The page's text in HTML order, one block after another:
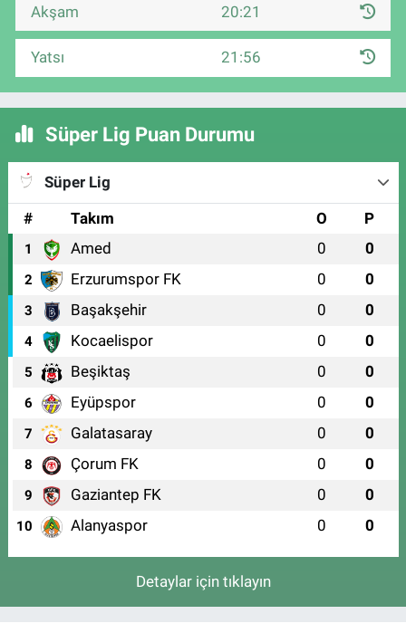
Akşam 20:21
Yatsı 21:56
Süper Lig Puan Durumu
Süper Lig
#
Takım O P
1 Amed 0 0
2 Erzurumspor FK 0 0
3 Başakşehir 0 0
4 Kocaelispor 0 0
5 Beşiktaş 0 0
6 Eyüpspor 0 0
7 Galatasaray 0 0
8 Çorum FK 0 0
9 Gaziantep FK 0 0
10 Alanyaspor 0 0
Detaylar için tıklayın